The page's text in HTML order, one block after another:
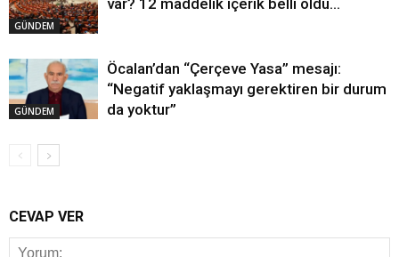
GÜNDEM
GÜNDEM
Öcalan’dan “Çerçeve Yasa” mesajı:
“Negatif yaklaşmayı gerektiren bir durum
da yoktur”
CEVAP VER